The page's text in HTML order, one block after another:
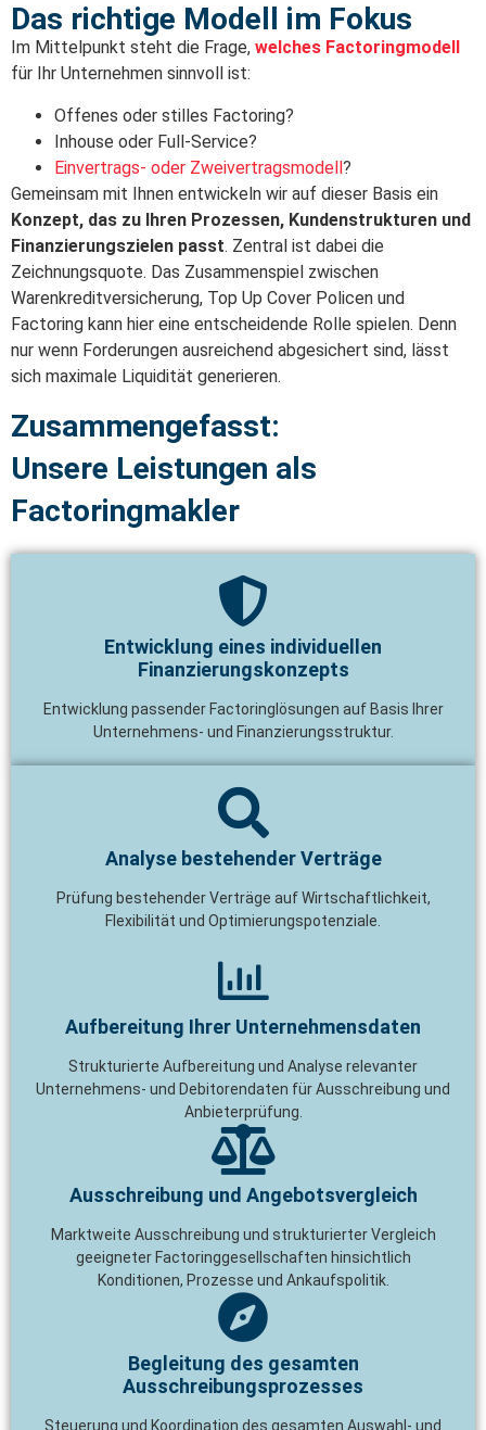
Das richtige Modell im Fokus
Im Mittelpunkt steht die Frage, welches Factoringmodell
für Ihr Unternehmen sinnvoll ist:
Offenes oder stilles Factoring?
Inhouse oder Full-Service?
Einvertrags- oder Zweivertragsmodell?
Gemeinsam mit Ihnen entwickeln wir auf dieser Basis ein
Konzept, das zu Ihren Prozessen, Kundenstrukturen und
Finanzierungszielen passt. Zentral ist dabei die
Zeichnungsquote. Das Zusammenspiel zwischen
Warenkreditversicherung, Top Up Cover Policen und
Factoring kann hier eine entscheidende Rolle spielen. Denn
nur wenn Forderungen ausreichend abgesichert sind, lässt
sich maximale Liquidität generieren.
Zusammengefasst:
Unsere Leistungen als
Factoringmakler
Entwicklung eines individuellen
Finanzierungskonzepts
Entwicklung passender Factoringlösungen auf Basis Ihrer
Unternehmens- und Finanzierungsstruktur.
Analyse bestehender Verträge
Prüfung bestehender Verträge auf Wirtschaftlichkeit,
Flexibilität und Optimierungspotenziale.
Aufbereitung Ihrer Unternehmensdaten
Strukturierte Aufbereitung und Analyse relevanter
Unternehmens- und Debitorendaten für Ausschreibung und
Anbieterprüfung.
Ausschreibung und Angebotsvergleich
Marktweite Ausschreibung und strukturierter Vergleich
geeigneter Factoringgesellschaften hinsichtlich
Konditionen, Prozesse und Ankaufspolitik.
Begleitung des gesamten
Ausschreibungsprozesses
Steuerung und Koordination des gesamten Auswahl- und